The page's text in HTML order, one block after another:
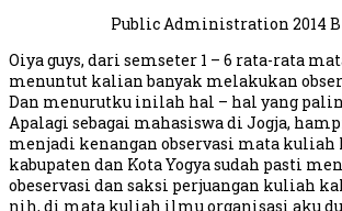
Public Administration 2014
Oiya guys, dari semseter 1 – 6 rata-rata
menuntut kalian banyak melakukan
Dan menurutku inilah hal – hal yang
Apalagi sebagai mahasiswa di Jogja,
menjadi kenangan observasi mata kuliah
kabupaten dan Kota Yogya sudah pasti
obeservasi dan saksi perjuangan kuliah
nih, di mata kuliah ilmu organisasi aku